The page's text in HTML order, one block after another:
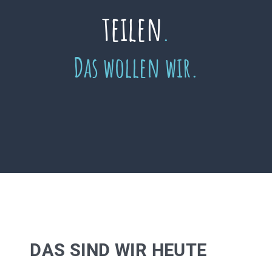
teilen.
Das wollen wir.
DAS SIND WIR HEUTE